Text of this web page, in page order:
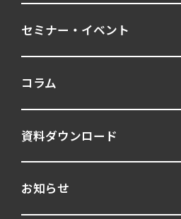
セミナー・イベント
コラム
資料ダウンロード
お知らせ